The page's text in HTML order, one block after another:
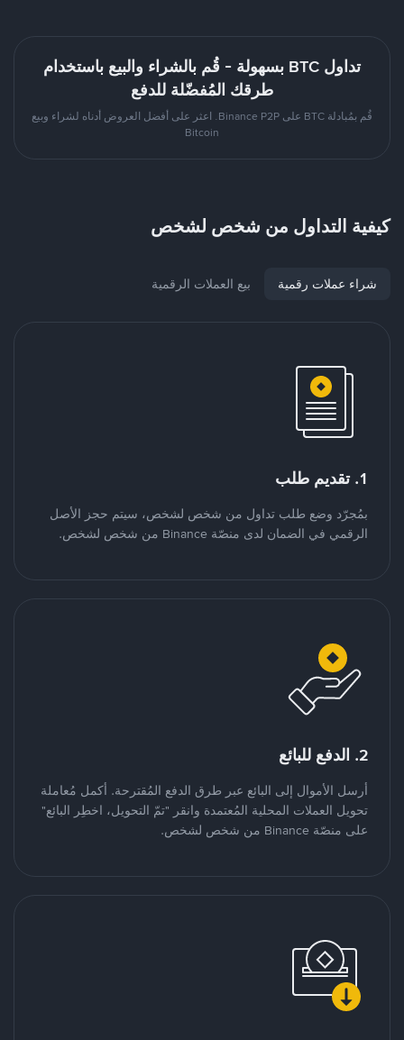
تداول BTC بسهولة - قُم بالشراء والبيع باستخدام
طرقك المُفضّلة للدفع
قُم بمُبادلة BTC على Binance P2P. اعثر على أفضل العروض أدناه لشراء وبيع
Bitcoin
كيفية التداول من شخص لشخص
شراء عملات رقمية بيع العملات الرقمية
1. تقديم طلب
بمُجرّد وضع طلب تداول من شخص لشخص، سيتم حجز الأصل
الرقمي في الضمان لدى منصّة Binance من شخص لشخص.
2. الدفع للبائع
أرسل الأموال إلى البائع عبر طرق الدفع المُقترحة. أكمل مُعاملة
تحويل العملات المحلية المُعتمدة وانقر "تمّ التحويل، اخطِر البائع"
على منصّة Binance من شخص لشخص.